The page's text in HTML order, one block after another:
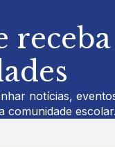
receba
notícias,
comunidade escolar.